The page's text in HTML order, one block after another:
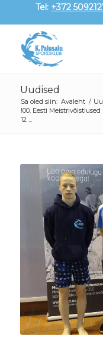
Tel: +372
Uudised
Sa oled siin: Avaleht /
!00. Eesti
12 ...